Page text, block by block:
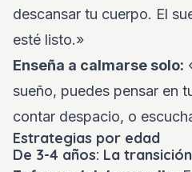
descansar tu cuerpo. El
esté listo.»
Enseña a calmarse solo:
sueño, puedes pensar en
contar despacio, o
Estrategias por edad
De 3-4 años: La